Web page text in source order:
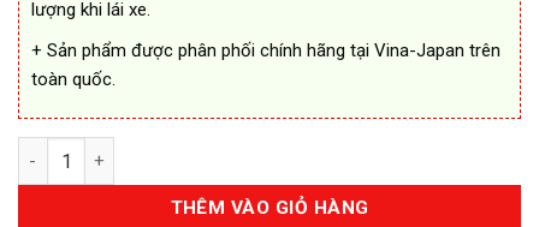
lượng khi lái xe.
+ Sản phẩm được phân phối chính hãng tại Vina-Japan trên
toàn quốc.
Nước Hoa Ô Tô Bugale Zero Nhật Bản số lượng
THÊM VÀO GIỎ HÀNG